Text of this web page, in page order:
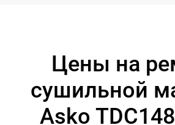
Цены на
сушильной
Asko